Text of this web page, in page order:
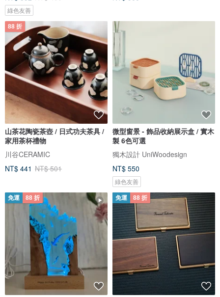
綠色友善
88 折
山茶花陶瓷茶壺 / 日式功夫茶具 /
家用茶杯禮物
川谷CERAMIC
NT$ 441 NT$ 501
微型窗景 - 飾品收納展示盒 / 實木
製 6色可選
獨木設計 UniWoodesign
NT$ 550
綠色友善
免運 88 折 免運 88 折